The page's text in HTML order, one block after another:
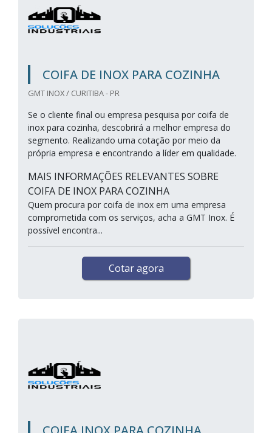
COIFA DE INOX PARA COZINHA
GMT INOX / CURITIBA - PR
Se o cliente final ou empresa pesquisa por coifa de
inox para cozinha, descobrirá a melhor empresa do
segmento. Realizando uma cotação por meio da
própria empresa e encontrando a líder em qualidade.
MAIS INFORMAÇÕES RELEVANTES SOBRE
COIFA DE INOX PARA COZINHA
Quem procura por coifa de inox em uma empresa
comprometida com os serviços, acha a GMT Inox. É
possível encontra...
Cotar agora